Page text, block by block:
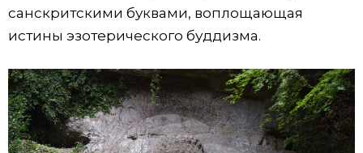
санскритскими буквами, воплощающая
истины эзотерического буддизма.